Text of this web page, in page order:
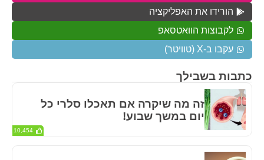
כתבות בשבילך
זה מה שיקרה אם תאכלו סלרי כל
יום במשך שבוע!
10,454
הורידו את האפליקציה
לקבוצות הוואטסאפ
עקבו ב-X (טוויטר)